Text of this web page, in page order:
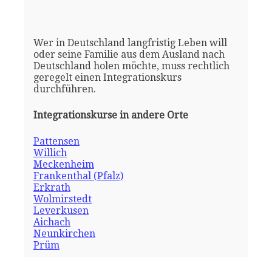
Wer in Deutschland langfristig Leben will
oder seine Familie aus dem Ausland nach
Deutschland holen möchte, muss rechtlich
geregelt einen Integrationskurs
durchführen.
Integrationskurse in andere Orte
Pattensen
Willich
Meckenheim
Frankenthal (Pfalz)
Erkrath
Wolmirstedt
Leverkusen
Aichach
Neunkirchen
Prüm